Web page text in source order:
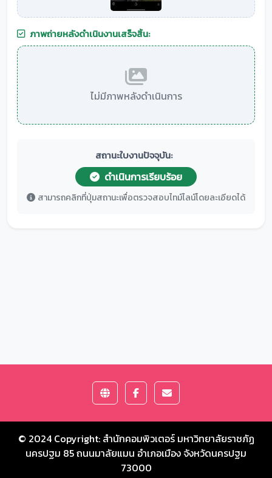
ภาพถ่ายหลังดำเนินงานเสร็จสิ้น:
ไม่มีภาพหลังดำเนินการ
สถานะใบงานปัจจุบัน:
ดำเนินการเรียบร้อย
สามารถคลิกที่ปุ่มสถานะเพื่อตรวจสอบไทม์ไลน์โดยละเอียดได้
© 2024 Copyright: สำนักคอมพิวเตอร์ มหาวิทยาลัยราชภัฏ
นครปฐม 85 ถนนมาลัยแมน อำเภอเมือง จังหวัดนครปฐม
73000